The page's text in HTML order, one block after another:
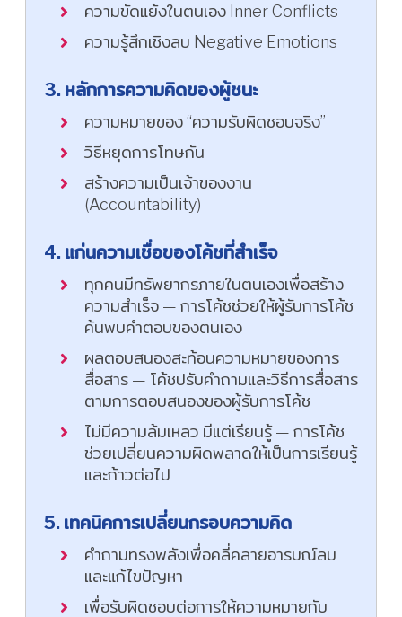
ความขัดแย้งในตนเอง Inner Conflicts
ความรู้สึกเชิงลบ Negative Emotions
3. หลักการความคิดของผู้ชนะ
ความหมายของ “ความรับผิดชอบจริง”
วิธีหยุดการโทษกัน
สร้างความเป็นเจ้าของงาน
(Accountability)
4. แก่นความเชื่อของโค้ชที่สำเร็จ
ทุกคนมีทรัพยากรภายในตนเองเพื่อสร้าง
ความสำเร็จ — การโค้ชช่วยให้ผู้รับการโค้ช
ค้นพบคำตอบของตนเอง
ผลตอบสนองสะท้อนความหมายของการ
สื่อสาร — โค้ชปรับคำถามและวิธีการสื่อสาร
ตามการตอบสนองของผู้รับการโค้ช
ไม่มีความล้มเหลว มีแต่เรียนรู้ — การโค้ช
ช่วยเปลี่ยนความผิดพลาดให้เป็นการเรียนรู้
และก้าวต่อไป
5. เทคนิคการเปลี่ยนกรอบความคิด
คำถามทรงพลังเพื่อคลี่คลายอารมณ์ลบ
และแก้ไขปัญหา
เพื่อรับผิดชอบต่อการให้ความหมายกับ